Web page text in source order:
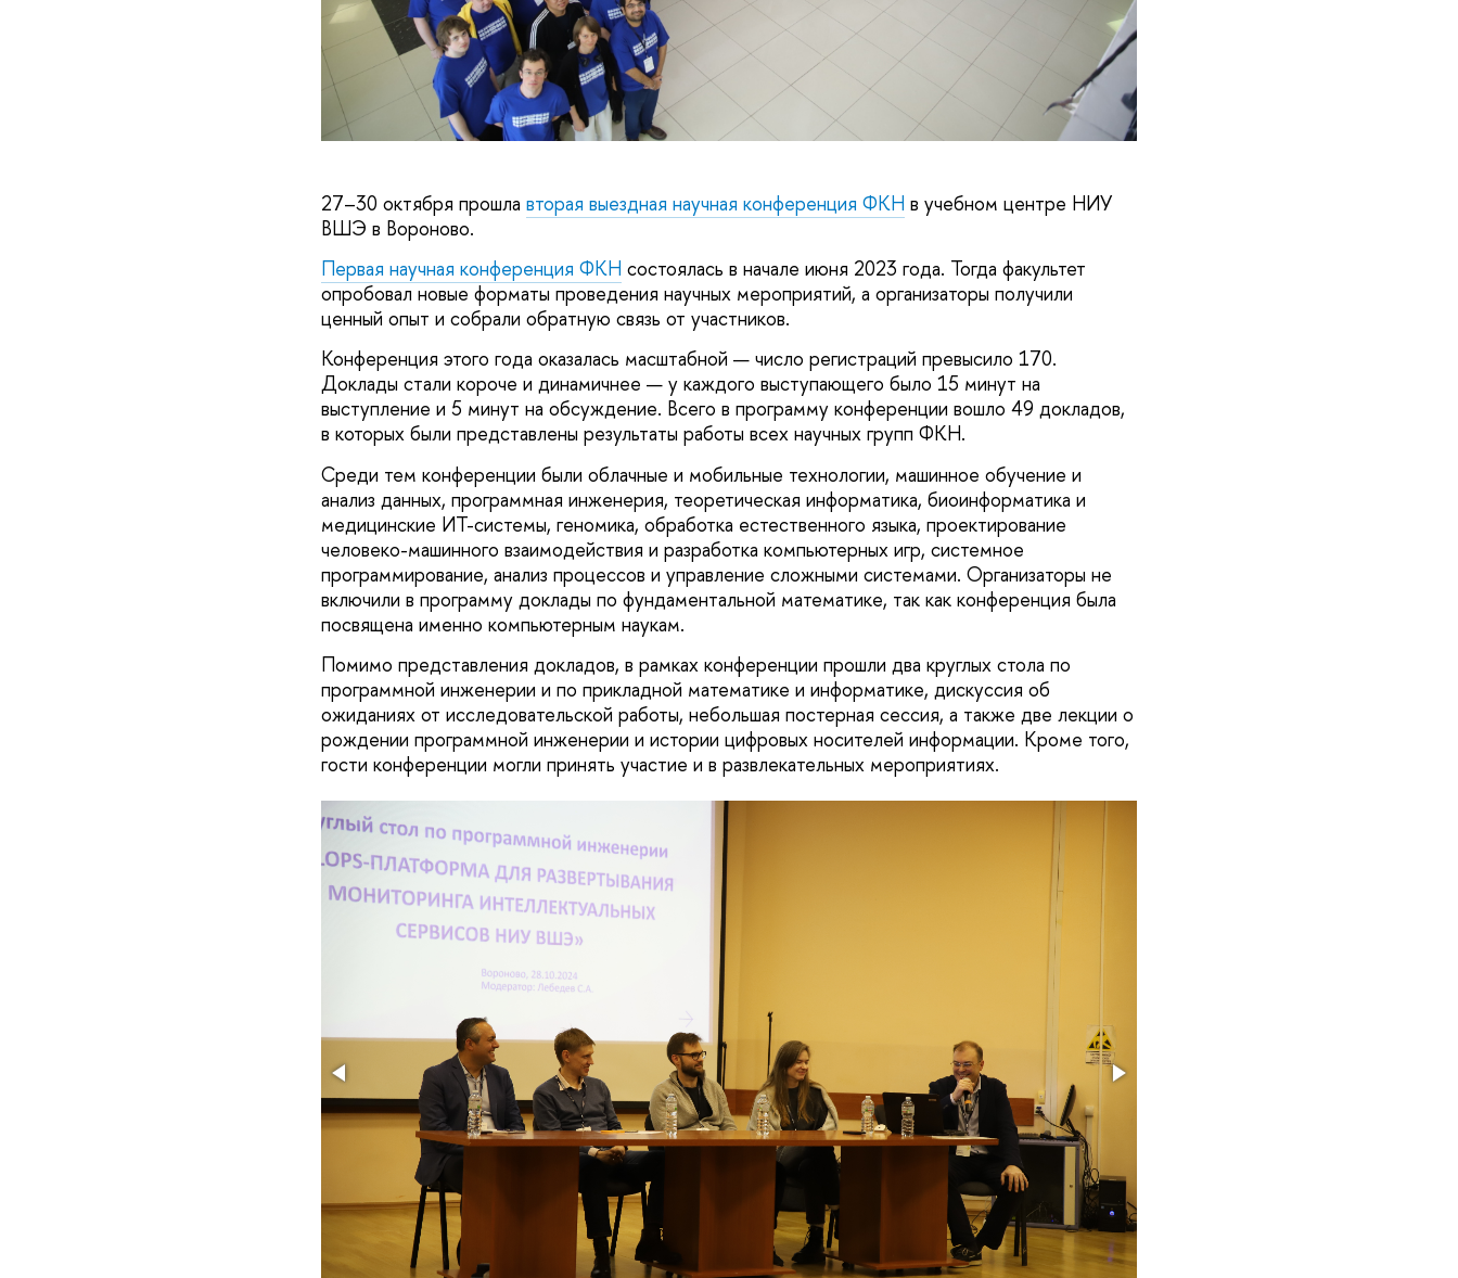
27–30 октября прошла вторая выездная научная конференция ФКН в учебном центре НИУ
ВШЭ в Вороново.
Первая научная конференция ФКН состоялась в начале июня 2023 года. Тогда факультет
опробовал новые форматы проведения научных мероприятий, а организаторы получили
ценный опыт и собрали обратную связь от участников.
Конференция этого года оказалась масштабной — число регистраций превысило 170.
Доклады стали короче и динамичнее — у каждого выступающего было 15 минут на
выступление и 5 минут на обсуждение. Всего в программу конференции вошло 49 докладов,
в которых были представлены результаты работы всех научных групп ФКН.
Среди тем конференции были облачные и мобильные технологии, машинное обучение и
анализ данных, программная инженерия, теоретическая информатика, биоинформатика и
медицинские ИТ-системы, геномика, обработка естественного языка, проектирование
человеко-машинного взаимодействия и разработка компьютерных игр, системное
программирование, анализ процессов и управление сложными системами. Организаторы не
включили в программу доклады по фундаментальной математике, так как конференция была
посвящена именно компьютерным наукам.
Помимо представления докладов, в рамках конференции прошли два круглых стола по
программной инженерии и по прикладной математике и информатике, дискуссия об
ожиданиях от исследовательской работы, небольшая постерная сессия, а также две лекции о
рождении программной инженерии и истории цифровых носителей информации. Кроме того,
гости конференции могли принять участие и в развлекательных мероприятиях.